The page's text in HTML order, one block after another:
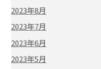
2023年8月
2023年7月
2023年6月
2023年5月